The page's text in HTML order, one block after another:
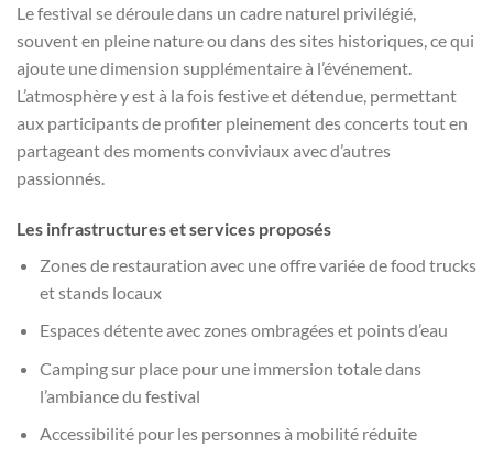
Le festival se déroule dans un cadre naturel privilégié,
souvent en pleine nature ou dans des sites historiques, ce qui
ajoute une dimension supplémentaire à l’événement.
L’atmosphère y est à la fois festive et détendue, permettant
aux participants de profiter pleinement des concerts tout en
partageant des moments conviviaux avec d’autres
passionnés.
Les infrastructures et services proposés
Zones de restauration avec une offre variée de food trucks
et stands locaux
Espaces détente avec zones ombragées et points d’eau
Camping sur place pour une immersion totale dans
l’ambiance du festival
Accessibilité pour les personnes à mobilité réduite